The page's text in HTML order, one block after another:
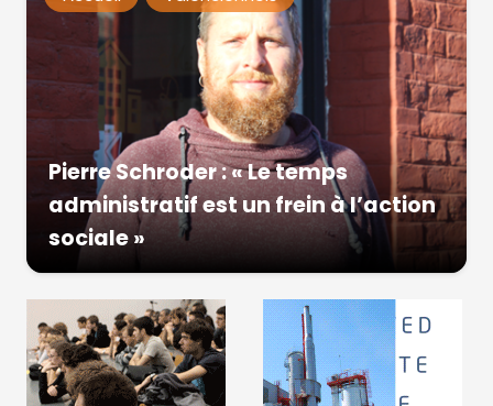
Pierre Schroder : « Le temps
administratif est un frein à l’action
sociale »